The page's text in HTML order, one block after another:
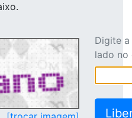
Digite
lado no